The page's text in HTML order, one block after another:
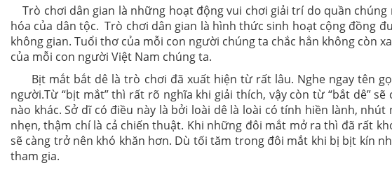
Trò chơi dân gian là những hoạt động vui chơi giải trí do quần
hóa của dân tộc. Trò chơi dân gian là hình thức sinh hoạt cộng đồng
không gian. Tuổi thơ của mỗi con người chúng ta chắc hẳn không còn
của mỗi con người Việt Nam chúng ta.
Bịt mắt bắt dê là trò chơi đã xuất hiện từ rất lâu. Nghe ngay tên
người.Từ “bịt mắt” thì rất rõ nghĩa khi giải thích, vậy còn từ “bắt dê”
nào khác. Sở dĩ có điều này là bởi loài dê là loài có tính hiền lành,
nhẹn, thậm chí là cả chiến thuật. Khi những đôi mắt mở ra thì đã rất
sẽ càng trở nên khó khăn hơn. Dù tối tăm trong đôi mắt khi bị bịt kín
tham gia.